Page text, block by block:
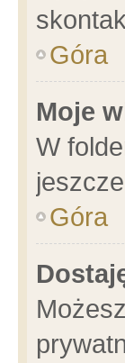
Góra
Moje
W
Góra